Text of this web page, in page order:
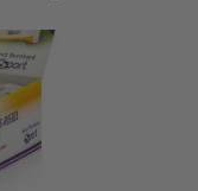
kg)